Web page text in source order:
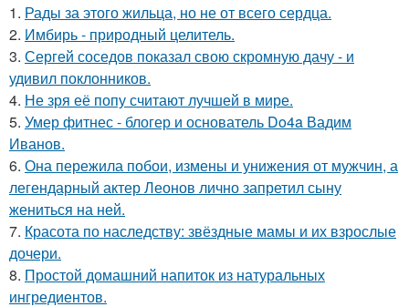
1. Рады за этого жильца, но не от всего сердца.
2. Имбирь - природный целитель.
3. Сергей соседов показал свою скромную дачу - и
удивил поклонников.
4. Не зря её попу считают лучшей в мире.
5. Умер фитнес - блогер и основатель Do4a Вадим
Иванов.
6. Она пережила побои, измены и унижения от мужчин, а
легендарный актер Леонов лично запретил сыну
жениться на ней.
7. Красота по наследству: звёздные мамы и их взрослые
дочери.
8. Простой домашний напиток из натуральных
ингредиентов.